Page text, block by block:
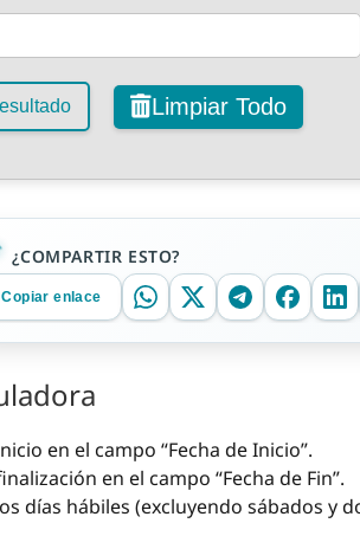
Limpiar Todo
¿COMPARTIR ESTO?
Copiar enlace
en el campo “Fecha de Inicio”.
en el campo “Fecha de Fin”.
días hábiles (excluyendo sábados y